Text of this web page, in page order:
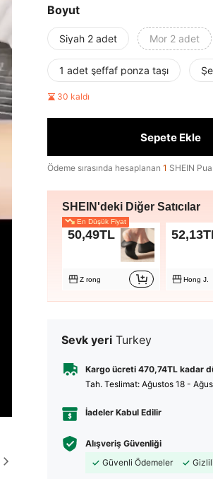
Boyut
Siyah 2 adet Mor 2 adet
1 adet şeffaf ponza taşı
30 kaldı
Sepete Ekle
Ödeme sırasında hesaplanan 1 SHEIN
SHEIN'deki Diğer Satıcılar
En Düşük Fiyat
50,49TL
Z rong Hong J.
Sevk yeri Turkey
Kargo ücreti 470,74TL kadar
Tah. Teslimat: Ağustos 18 -
İadeler Kabul Edilir
Alışveriş Güvenliği
Güvenli Ödemeler